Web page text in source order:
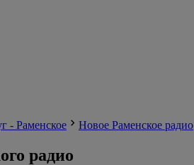
- Раменское
Новое Раменское радио
радио